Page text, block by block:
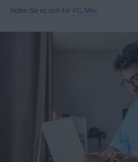
Holen Sie es sich für PC Mac